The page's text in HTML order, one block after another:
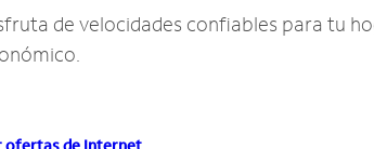
de velocidades confiables para tu